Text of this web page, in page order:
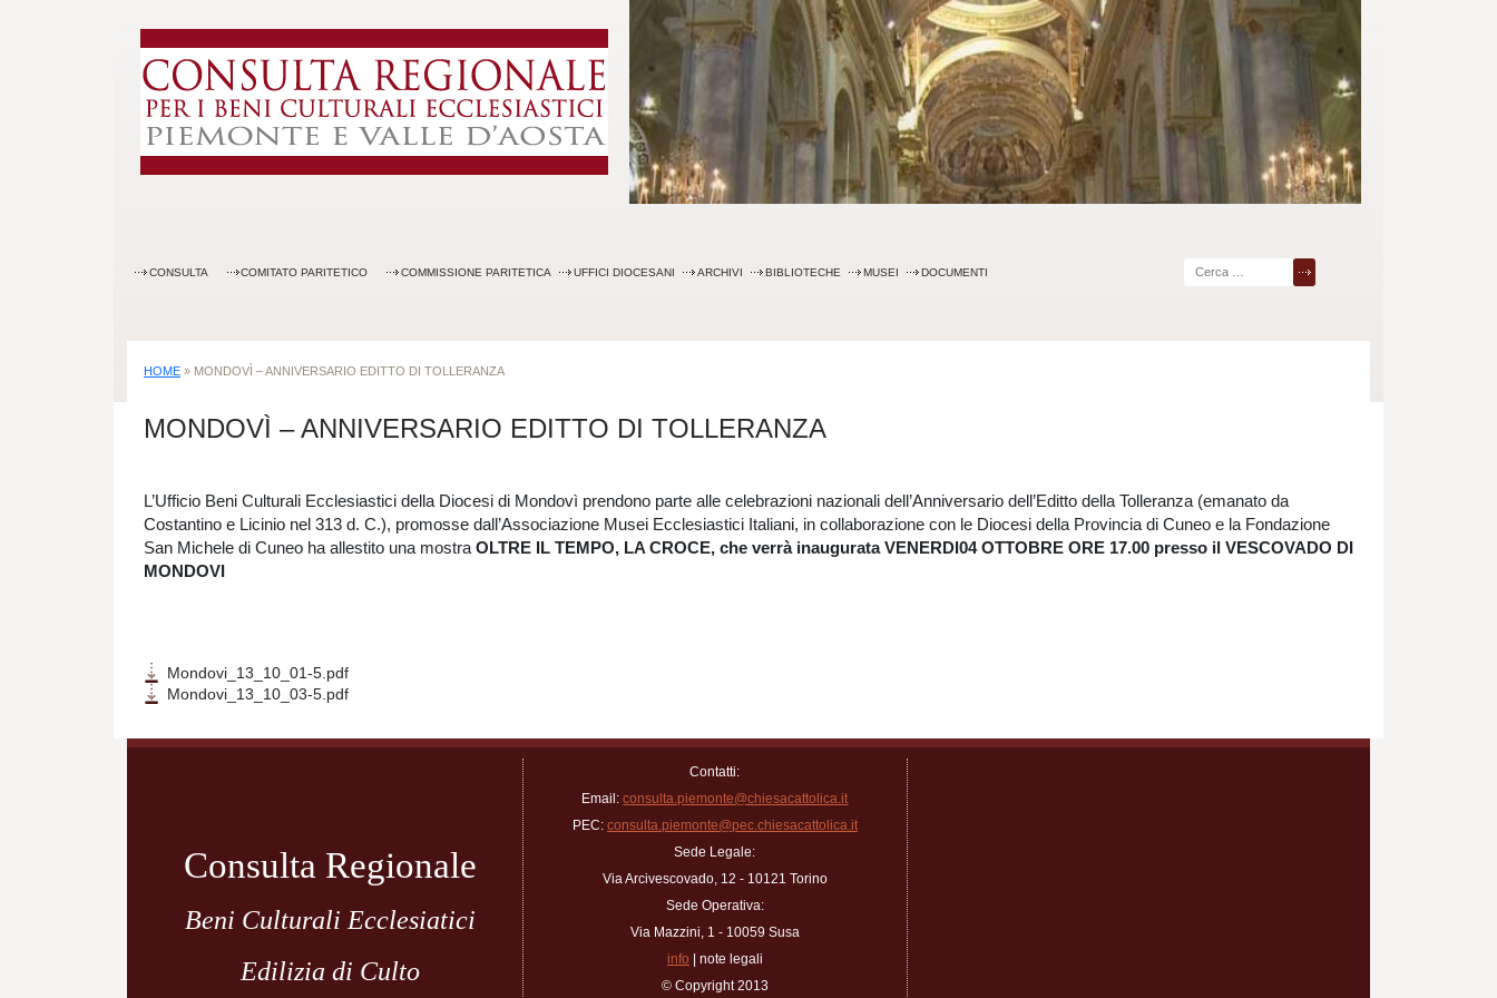
to
content
CONSULTA COMITATO PARITETICO COMMISSIONE PARITETICA UFFICI DIOCESANI ARCHIVI BIBLIOTECHE MUSEI DOCUMENTI
Ricerca
HOME » MONDOVÌ – ANNIVERSARIO EDITTO DI TOLLERANZA
MONDOVÌ – ANNIVERSARIO EDITTO DI TOLLERANZA
L’Ufficio Beni Culturali Ecclesiastici della Diocesi di Mondovì prendono parte alle celebrazioni nazionali dell’Anniversario dell’Editto della Tolleranza (emanato da
Costantino e Licinio nel 313 d. C.), promosse dall’Associazione Musei Ecclesiastici Italiani, in collaborazione con le Diocesi della Provincia di Cuneo e la Fondazione
San Michele di Cuneo ha allestito una mostra OLTRE IL TEMPO, LA CROCE, che verrà inaugurataVENERDI04 OTTOBRE ORE 17.00 presso il VESCOVADO DI
MONDOVI
Mondovi_13_10_01-5.pdf
Mondovi_13_10_03-5.pdf
Navigazione
Consulta Regionale
Beni Culturali Ecclesiatici
Edilizia di Culto
Contatti:
Email:consulta.piemonte@chiesacattolica.it
PEC: consulta.piemonte@pec.chiesacattolica.it
Sede Legale:
Via Arcivescovado, 12 - 10121 Torino
Sede Operativa:
Via Mazzini, 1 - 10059 Susa
info | note legali
© Copyright 2013